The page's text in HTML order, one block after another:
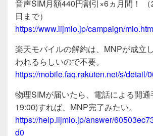
音声SIM月額440円割引×6ヵ月間！
日まで）
https://www.iijmio.jp/campaign/
楽天モバイルの解約は、MNPが成立
われるらしいので不要。
https://mobile.faq.rakuten.net/s/detail/
物理SIMが届いたら、電話による開通
19:00)すれば、MNP完了みたい。
https://help.iijmio.jp/answer/
d0